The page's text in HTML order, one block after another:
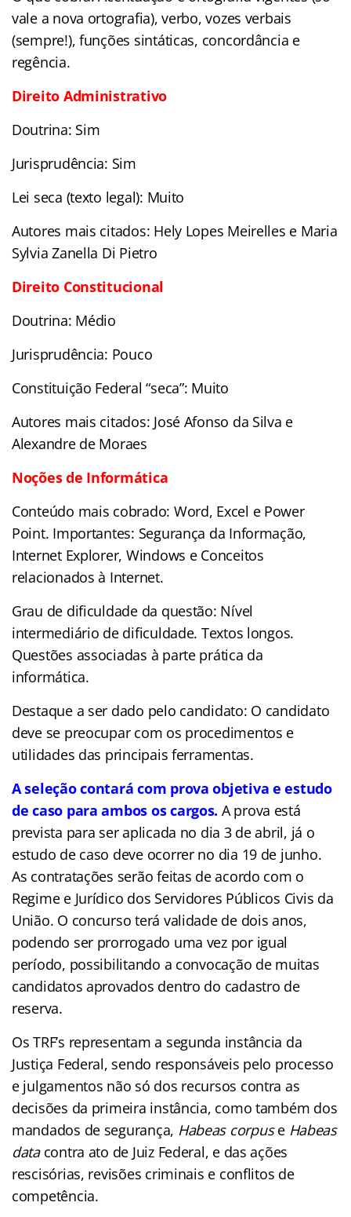
vale a nova ortografia), verbo, vozes verbais
(sempre!), funções sintáticas, concordância e
regência.
Direito Administrativo
Doutrina: Sim
Jurisprudência: Sim
Lei seca (texto legal): Muito
Autores mais citados: Hely Lopes Meirelles e Maria
Sylvia Zanella Di Pietro
Direito Constitucional
Doutrina: Médio
Jurisprudência: Pouco
Constituição Federal “seca”: Muito
Autores mais citados: José Afonso da Silva e
Alexandre de Moraes
Noções de Informática
Conteúdo mais cobrado: Word, Excel e Power
Point. Importantes: Segurança da Informação,
Internet Explorer, Windows e Conceitos
relacionados à Internet.
Grau de dificuldade da questão: Nível
intermediário de dificuldade. Textos longos.
Questões associadas à parte prática da
informática.
Destaque a ser dado pelo candidato: O candidato
deve se preocupar com os procedimentos e
utilidades das principais ferramentas.
A seleção contará com prova objetiva e estudo
de caso para ambos os cargos. A prova está
prevista para ser aplicada no dia 3 de abril, já o
estudo de caso deve ocorrer no dia 19 de junho.
As contratações serão feitas de acordo com o
Regime e Jurídico dos Servidores Públicos Civis da
União. O concurso terá validade de dois anos,
podendo ser prorrogado uma vez por igual
período, possibilitando a convocação de muitas
candidatos aprovados dentro do cadastro de
reserva.
Os TRF’s representam a segunda instância da
Justiça Federal, sendo responsáveis pelo processo
e julgamentos não só dos recursos contra as
decisões da primeira instância, como também dos
mandados de segurança, Habeas corpuse Habeas
datacontra ato de Juiz Federal, e das ações
rescisórias, revisões criminais e conflitos de
competência.